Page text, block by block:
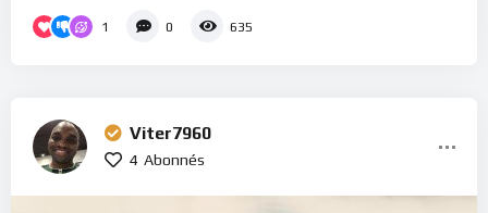
1 0 635
Viter7960
4 Abonnés